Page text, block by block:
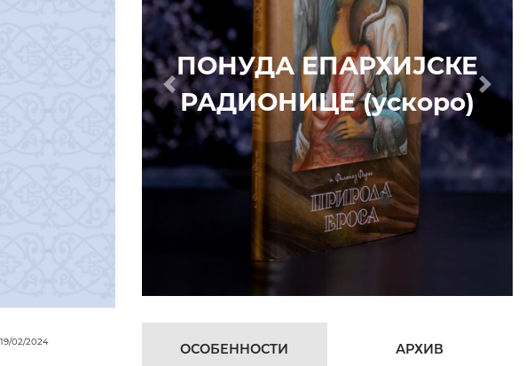
19/02/2024
Prethodni
ОСОБЕННОСТИ АРХИВ